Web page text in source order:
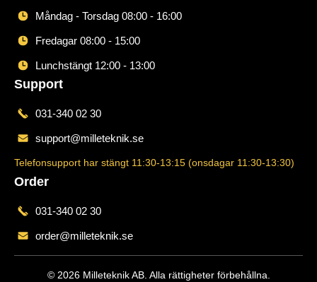
Måndag - Torsdag 08:00 - 16:00
Fredagar 08:00 - 15:00
Lunchstängt 12:00 - 13:00
Support
031-340 02 30
support@milleteknik.se
Telefonsupport har stängt 11:30-13:15 (onsdagar 11:30-13:30)
Order
031-340 02 30
order@milleteknik.se
© 2026 Milleteknik AB. Alla rättigheter förbehållna.